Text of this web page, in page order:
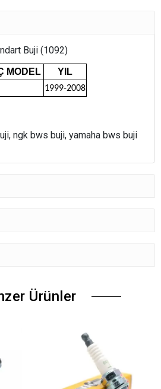
Buji (1092)
MODEL YIL
1999-2008
ngk bws buji, yamaha bws buji
Ürünler